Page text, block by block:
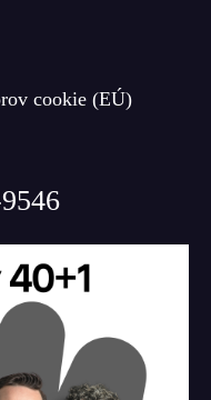
cookie (EÚ)